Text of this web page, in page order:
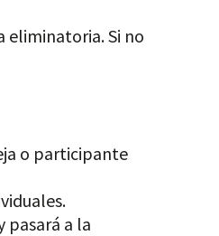
eliminatoria. Si no
o participante
pasará a la